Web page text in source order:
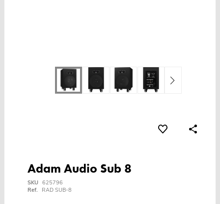
Adam Audio Sub 8
SKU 625796
Ref.
RAD SUB-8